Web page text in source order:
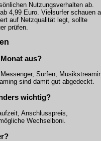
Nutzungsverhalten ab.
4,99 Euro. Vielsurfer schauen
auf Netzqualität legt, sollte
prüfen.
aus?
Surfen,
sind damit gut abgedeckt.
wichtig?
Anschlusspreis,
Wechselboni.